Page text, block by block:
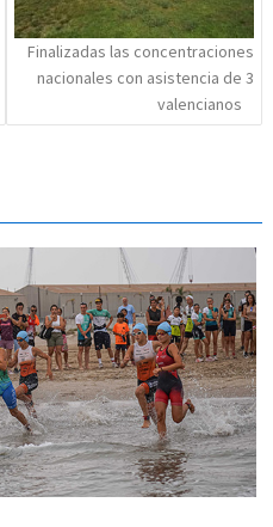
Finalizadas las concentraciones
nacionales con asistencia de 3
valencianos